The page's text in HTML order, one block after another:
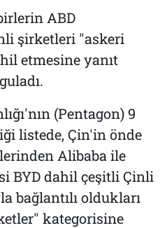
ABD
şirketleri "askeri
etmesine yanıt
(Pentagon) 9
listede, Çin'in önde
Alibaba ile
BYD dahil çeşitli Çinli
bağlantılı oldukları
kategorisine